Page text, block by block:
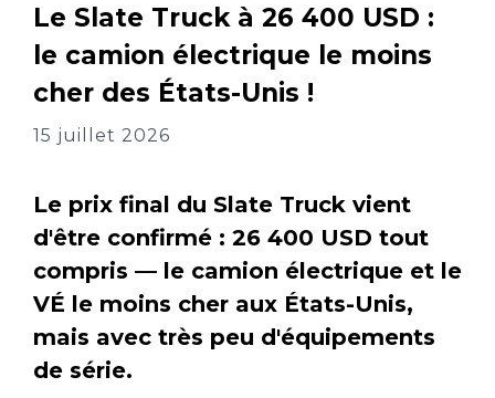
Le Slate Truck à 26 400 USD :
le camion électrique le moins
cher des États-Unis !
15 juillet 2026
Le prix final du Slate Truck vient
d'être confirmé : 26 400 USD tout
compris — le camion électrique et le
VÉ le moins cher aux États-Unis,
mais avec très peu d'équipements
de série.